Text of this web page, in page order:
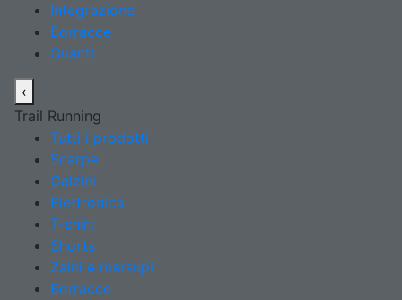
Integrazione
Borracce
Guanti
‹
Trail Running
Tutti i prodotti
Scarpe
Calzini
Elettronica
T-shirt
Shorts
Zaini e marsupi
Borracce